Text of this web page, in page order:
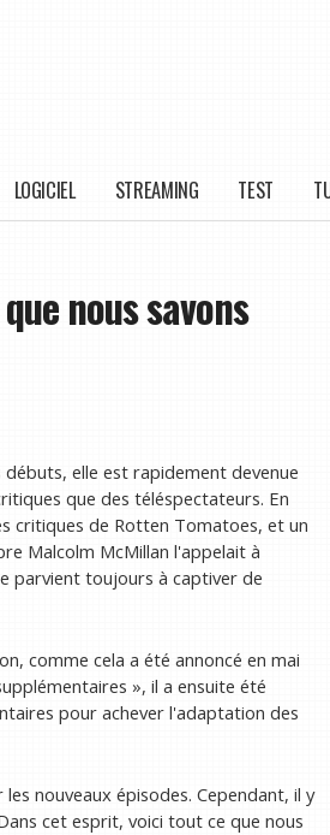
LOGICIEL STREAMING TEST
nous savons
elle est rapidement devenue
que des téléspectateurs. En
critiques de Rotten Tomatoes, et un
Malcolm McMillan l'appelait à
parvient toujours à captiver de
comme cela a été annoncé en mai
», il a ensuite été
pour achever l'adaptation des
nouveaux épisodes. Cependant, il y
cet esprit, voici tout ce que nous